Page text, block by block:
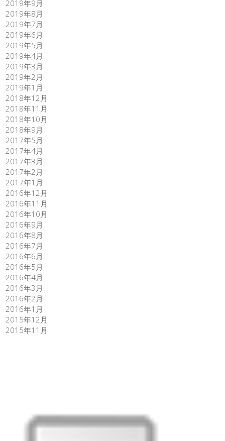
2019年9月
2019年8月
2019年7月
2019年6月
2019年5月
2019年4月
2019年3月
2019年2月
2019年1月
2018年12月
2018年11月
2018年10月
2018年9月
2017年5月
2017年4月
2017年3月
2017年2月
2017年1月
2016年12月
2016年11月
2016年10月
2016年9月
2016年8月
2016年7月
2016年6月
2016年5月
2016年4月
2016年3月
2016年2月
2016年1月
2015年12月
2015年11月